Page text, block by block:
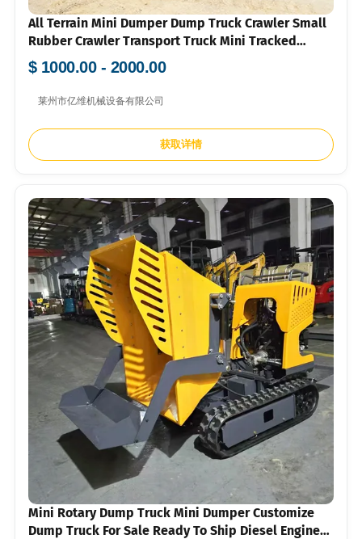
All Terrain Mini Dumper Dump Truck Crawler Small
Rubber Crawler Transport Truck Mini Tracked
Dumper With CE EPA EURO5
$ 1000.00 - 2000.00
莱州市亿维机械设备有限公司
获取详情
Mini Rotary Dump Truck Mini Dumper Customize
Dump Truck For Sale Ready To Ship Diesel Engine